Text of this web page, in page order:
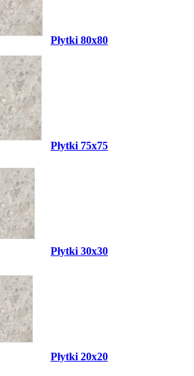
Płytki 80x80
Płytki 75x75
Płytki 30x30
Płytki 20x20